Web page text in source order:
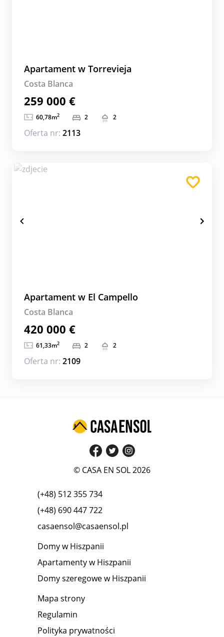
Apartament w Torrevieja
Costa Blanca
259 000 €
60,78m2 2 2
Oferta nr: 2113
Apartament w El Campello
Costa Blanca
420 000 €
61,33m2 2 2
Oferta nr: 2109
© CASA EN SOL 2026
(+48) 512 355 734
(+48) 690 447 722
casaensol@casaensol.pl
Domy w Hiszpanii
Apartamenty w Hiszpanii
Domy szeregowe w Hiszpanii
Mapa strony
Regulamin
Polityka prywatności